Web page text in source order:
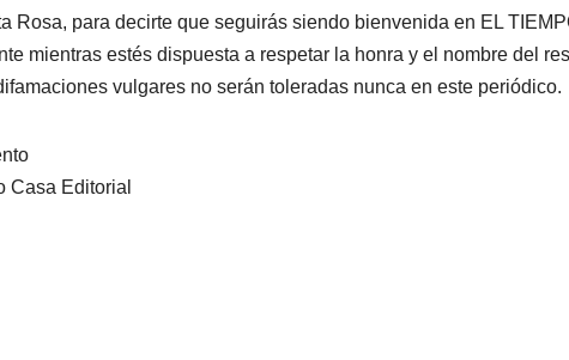
Rosa, para decirte que seguirás siendo bienvenida en EL
mientras estés dispuesta a respetar la honra y el nombre del
vulgares no serán toleradas nunca en este periódico.
Casa Editorial